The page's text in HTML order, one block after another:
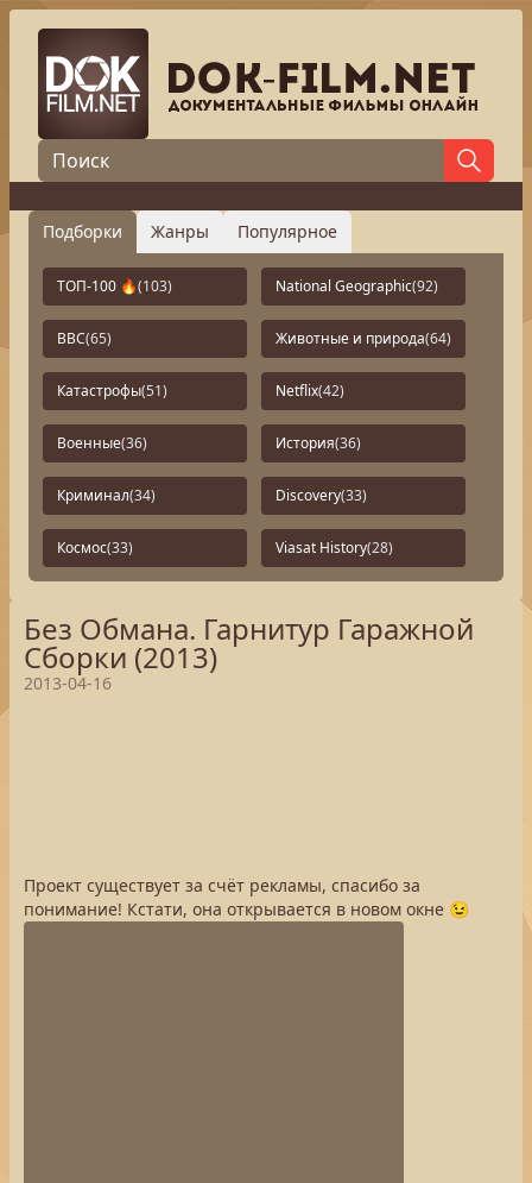
Подборки Жанры Популярное
ТОП-100 🔥(103) National Geographic(92)
BBC(65) Животные и природа(64)
Катастрофы(51) Netflix(42)
Военные(36) История(36)
Криминал(34) Discovery(33)
Космос(33) Viasat History(28)
Без Обмана. Гарнитур Гаражной
Сборки (2013)
2013-04-16
Проект существует за счёт рекламы, спасибо за
понимание! Кстати, она открывается в новом окне 😉